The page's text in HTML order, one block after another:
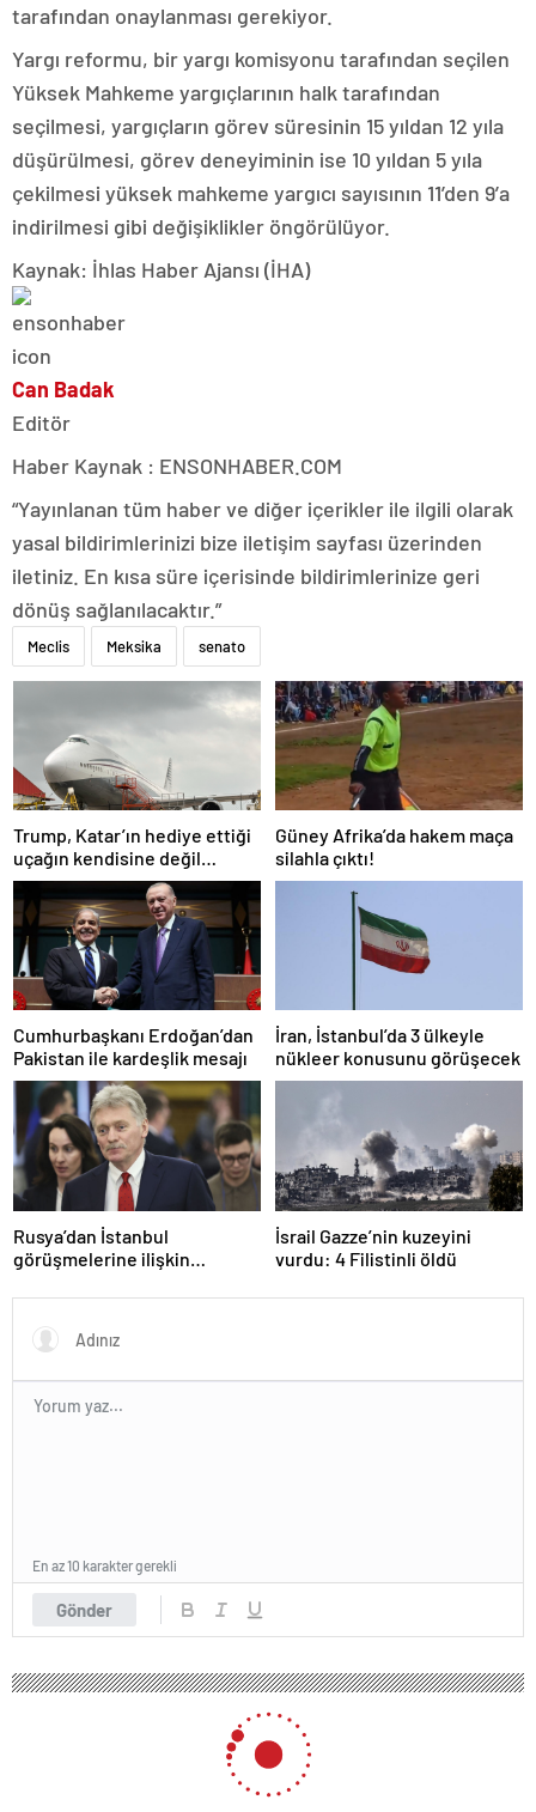
tarafından onaylanması gerekiyor.
Yargı reformu, bir yargı komisyonu tarafından seçilen
Yüksek Mahkeme yargıçlarının halk tarafından
seçilmesi, yargıçların görev süresinin 15 yıldan 12 yıla
düşürülmesi, görev deneyiminin ise 10 yıldan 5 yıla
çekilmesi yüksek mahkeme yargıcı sayısının 11’den 9’a
indirilmesi gibi değişiklikler öngörülüyor.
Kaynak: İhlas Haber Ajansı (İHA)
Can Badak
Editör
Haber Kaynak : ENSONHABER.COM
“Yayınlanan tüm haber ve diğer içerikler ile ilgili olarak
yasal bildirimlerinizi bize iletişim sayfası üzerinden
iletiniz. En kısa süre içerisinde bildirimlerinize geri
dönüş sağlanılacaktır.”
Meclis Meksika senato
Trump, Katar’ın hediye ettiği
uçağın kendisine değil
Pentagon’a verileceğini
açıkladı
Güney Afrika’da hakem maça
silahla çıktı!
Cumhurbaşkanı Erdoğan’dan
Pakistan ile kardeşlik mesajı
İran, İstanbul’da 3 ülkeyle
nükleer konusunu görüşecek
Rusya’dan İstanbul
görüşmelerine ilişkin
İsrail Gazze’nin kuzeyini
vurdu: 4 Filistinli öldü
Gönder
En az 10 karakter gerekli